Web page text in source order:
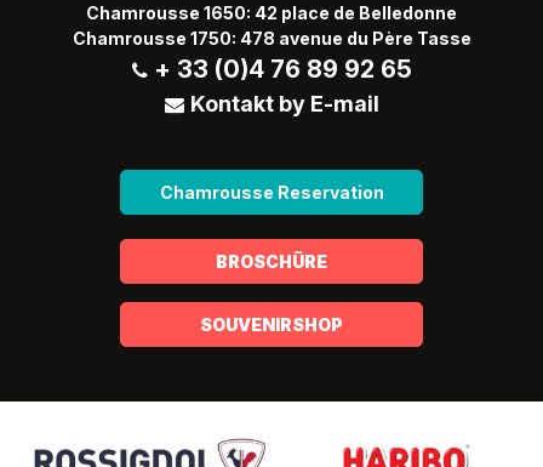
Chamrousse 1650: 42 place de Belledonne
Chamrousse 1750: 478 avenue du Père Tasse
+ 33 (0)4 76 89 92 65
Kontakt by E-mail
Chamrousse Reservation
BROSCHÜRE
SOUVENIRSHOP